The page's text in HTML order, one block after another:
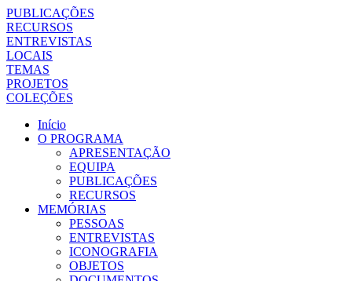
PUBLICAÇÕES
RECURSOS
ENTREVISTAS
LOCAIS
TEMAS
PROJETOS
COLEÇÕES
Início
O PROGRAMA
APRESENTAÇÃO
EQUIPA
PUBLICAÇÕES
RECURSOS
MEMÓRIAS
PESSOAS
ENTREVISTAS
ICONOGRAFIA
OBJETOS